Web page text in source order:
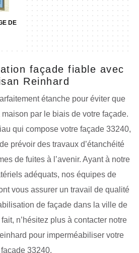
DE
façade fiable avec
Reinhard
étanche pour éviter que
maison par le biais de votre façade.
qui compose votre façade 33240,
prévoir des travaux d’étanchéité
de fuites à l’avenir. Ayant à notre
adéquats, nos équipes de
vous assurer un travail de qualité
de façade dans la ville de
n’hésitez plus à contacter notre
pour imperméabiliser votre
façade 33240.